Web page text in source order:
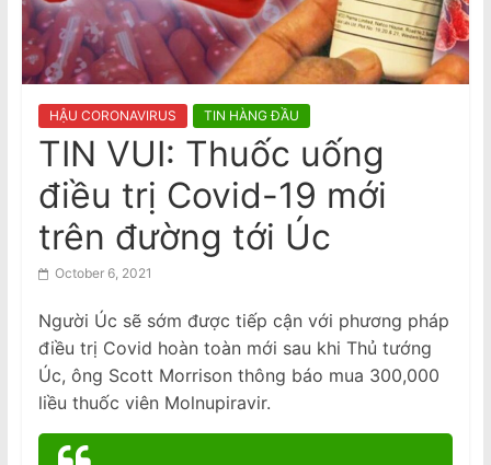
a
m
s
e
N
w
s
p
a
p
e
r
nữ gốc Việt, ngáp trong phiên tòa
National Stroke Week: Mẹo đơn giản
giúp giảm nguy cơ bị đột quỵ
HẬU CORONAVIRUS TIN HÀNG ĐẦU
TIN VUI: Thuốc uống
điều trị Covid-19 mới
trên đường tới Úc
October 6, 2021
Người Úc sẽ sớm được tiếp cận với phương pháp
điều trị Covid hoàn toàn mới sau khi Thủ tướng
Úc, ông Scott Morrison thông báo mua 300,000
liều thuốc viên Molnupiravir.